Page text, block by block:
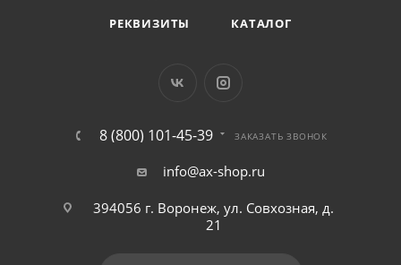
РЕКВИЗИТЫ
КАТАЛОГ
8 (800) 101-45-39 ЗАКАЗАТЬ ЗВОНОК
info@ax-shop.ru
394056 г. Воронеж, ул. Совхозная, д.
21